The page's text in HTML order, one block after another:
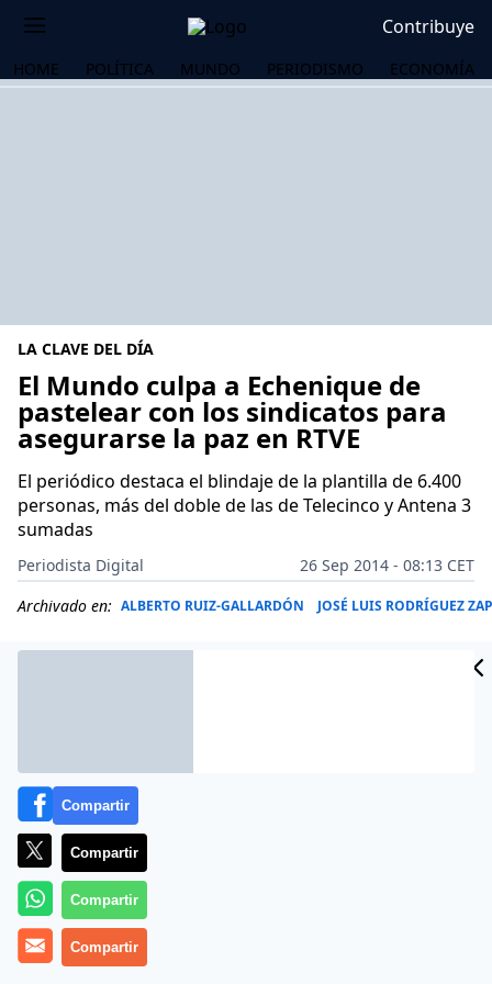
Contribuye
HOME POLÍTICA MUNDO PERIODISMO ECONOMÍA
LA CLAVE DEL DÍA
El Mundo culpa a Echenique de
pastelear con los sindicatos para
asegurarse la paz en RTVE
El periódico destaca el blindaje de la plantilla de 6.400
personas, más del doble de las de Telecinco y Antena 3
sumadas
Periodista Digital
26 Sep 2014 - 08:13 CET
Archivado en: ALBERTO RUIZ-GALLARDÓN JOSÉ LUIS RODRÍGUEZ
En esta semana, en el Gobierno del PP se han
Compartir
Compartir
Compartir
Compartir